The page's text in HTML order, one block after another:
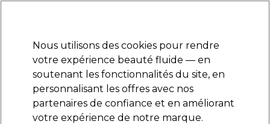
Se connecter
Marques Bons plans Coiffure Electro et Matériel
Livraison et délais
lire la suite
Nous utilisons des cookies pour rendre
votre expérience beauté fluide — en
soutenant les fonctionnalités du site, en
personnalisant les offres avec nos
partenaires de confiance et en améliorant
votre expérience de notre marque.